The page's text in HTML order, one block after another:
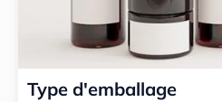
Type d'emballage